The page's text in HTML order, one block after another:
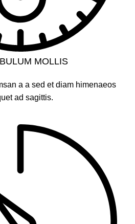
MOLLIS
a a sed et diam himenaeos
ad sagittis.